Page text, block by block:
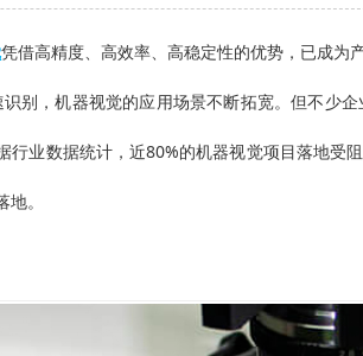
凭借高精度、高效率、高稳定性的优势，已成为
别，机器视觉的应用场景不断拓宽。但不少
业数据统计，近80%的机器视觉项目落地受
。